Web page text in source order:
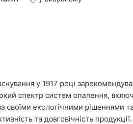
у 1917 році
спектр систем опалення,
своїми екологічними рішеннями
та довговічність продукції.